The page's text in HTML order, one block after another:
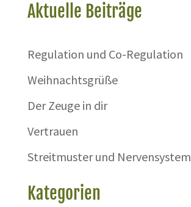
Aktuelle Beiträge
Regulation und Co-Regulation
Weihnachtsgrüße
Der Zeuge in dir
Vertrauen
Streitmuster und Nervensystem
Kategorien